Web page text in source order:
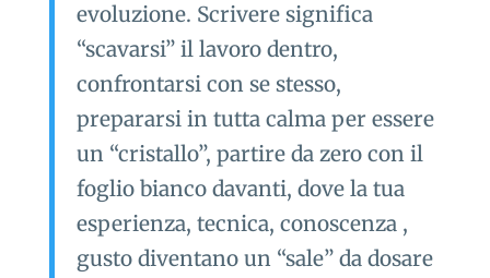
evoluzione. Scrivere significa
“scavarsi” il lavoro dentro,
confrontarsi con se stesso,
prepararsi in tutta calma per essere
un “cristallo”, partire da zero con il
foglio bianco davanti, dove la tua
esperienza, tecnica, conoscenza ,
gusto diventano un “sale” da dosare